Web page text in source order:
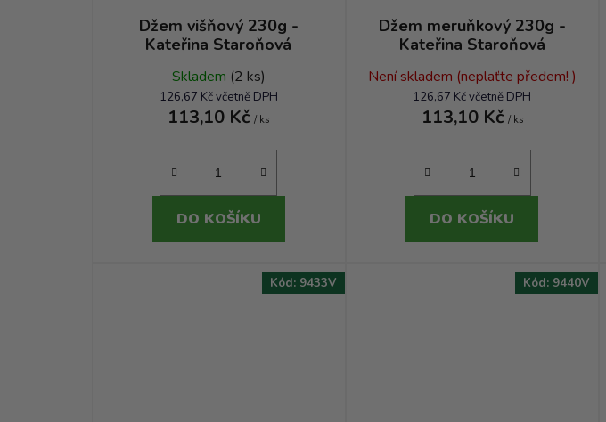
Džem višňový 230g -
Kateřina Staroňová
Skladem (2 ks)
126,67 Kč včetně DPH
113,10 Kč/ ks
DO KOŠÍKU
Džem meruňkový 230g -
Kateřina Staroňová
Není skladem (neplaťte předem! )
126,67 Kč včetně DPH
113,10 Kč / ks
DO KOŠÍKU
Kód: 9433V Kód: 9440V